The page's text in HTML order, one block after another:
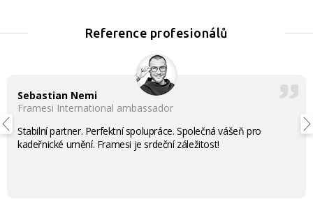
Reference profesionálů
Sebastian Nemi
Framesi International ambassador
Stabilní partner. Perfektní spolupráce. Společná vášeň pro
kadeřnické umění. Framesi je srdeční záležitost!